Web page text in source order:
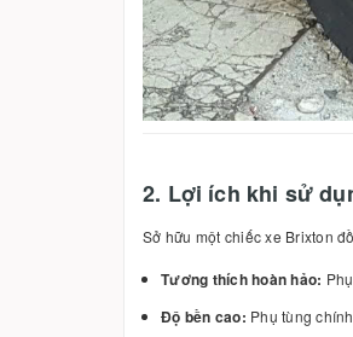
2. Lợi ích khi sử
Sở hữu một chiếc xe Brixton
Tương thích hoàn hảo:
Độ bền cao: Phụ tùng